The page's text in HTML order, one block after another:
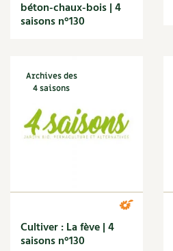
béton-chaux-bois | 4
saisons n°130
Archives des
4 saisons
Cultiver : La fève | 4
saisons n°130